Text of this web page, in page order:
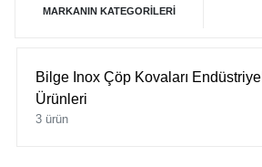
MARKANIN KATEGORILERI
Bilge Inox Çöp Kovaları Endüstriyel
Ürünleri
3 ürün